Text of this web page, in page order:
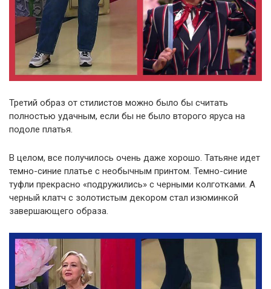
Третий образ от стилистов можно было бы считать
полностью удачным, если бы не было второго яруса на
подоле платья.
В целом, все получилось очень даже хорошо. Татьяне идет
темно-синие платье с необычным принтом. Темно-синие
туфли прекрасно «подружились» с черными колготками. А
черный клатч с золотистым декором стал изюминкой
завершающего образа.